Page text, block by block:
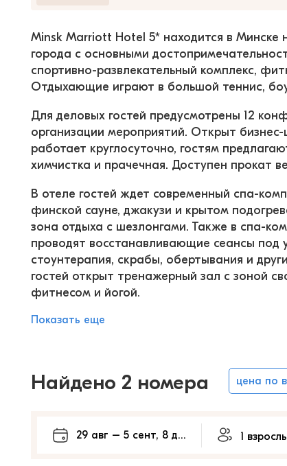
Minsk Marriott Hotel 5* находится в Минске
города с основными
спортивно-развлекательный комплекс,
Отдыхающие играют в большой теннис,
Для деловых гостей предусмотрены 12
организации мероприятий. Открыт
работает круглосуточно, гостям
химчистка и прачечная. Доступен прокат
В отеле гостей ждет современный спа-
финской сауне, джакузи и крытом
зона отдыха с шезлонгами. Также в спа-
проводят восстанавливающие сеансы
стоунтерапия, скрабы, обертывания и
гостей открыт тренажерный зал с зоной
фитнесом и йогой.
Показать еще
Найдено 2 номера цена по